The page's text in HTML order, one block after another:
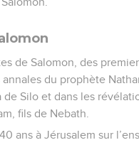
de Salomon, des
du prophète
Silo et dans les
fils de Nebath.
ans à Jérusalem sur